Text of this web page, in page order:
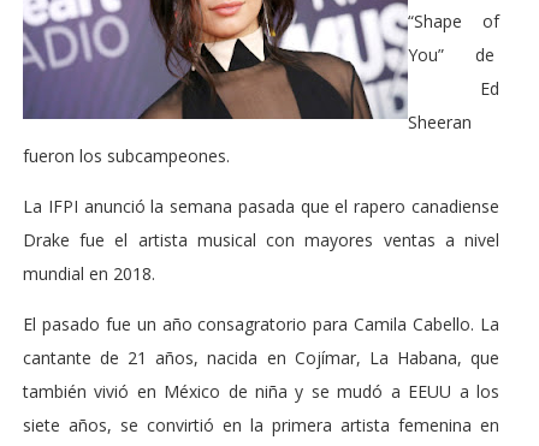
“Shape of
You” de
Ed
Sheeran
fueron los subcampeones.
La IFPI anunció la semana pasada que el rapero canadiense
Drake fue el artista musical con mayores ventas a nivel
mundial en 2018.
El pasado fue un año consagratorio para Camila Cabello. La
cantante de 21 años, nacida en Cojímar, La Habana, que
también vivió en México de niña y se mudó a EEUU a los
siete años, se convirtió en la primera artista femenina en